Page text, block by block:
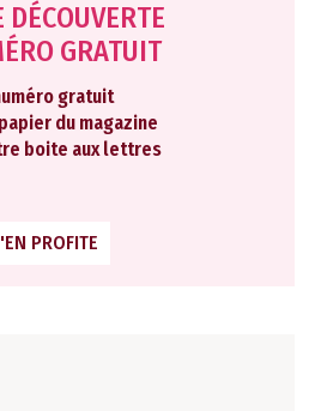
DÉCOUVERTE
GRATUIT
gratuit
du magazine
boite aux lettres
PROFITE